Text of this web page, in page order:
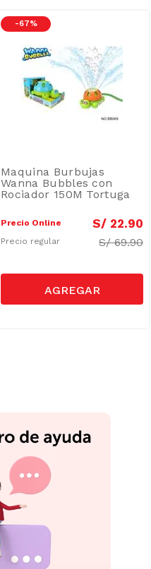
-67 %
Maquina Burbujas
Wanna Bubbles con
Rociador 150M Tortuga
Precio Online S/ 22.90
Precio regular S/69.90